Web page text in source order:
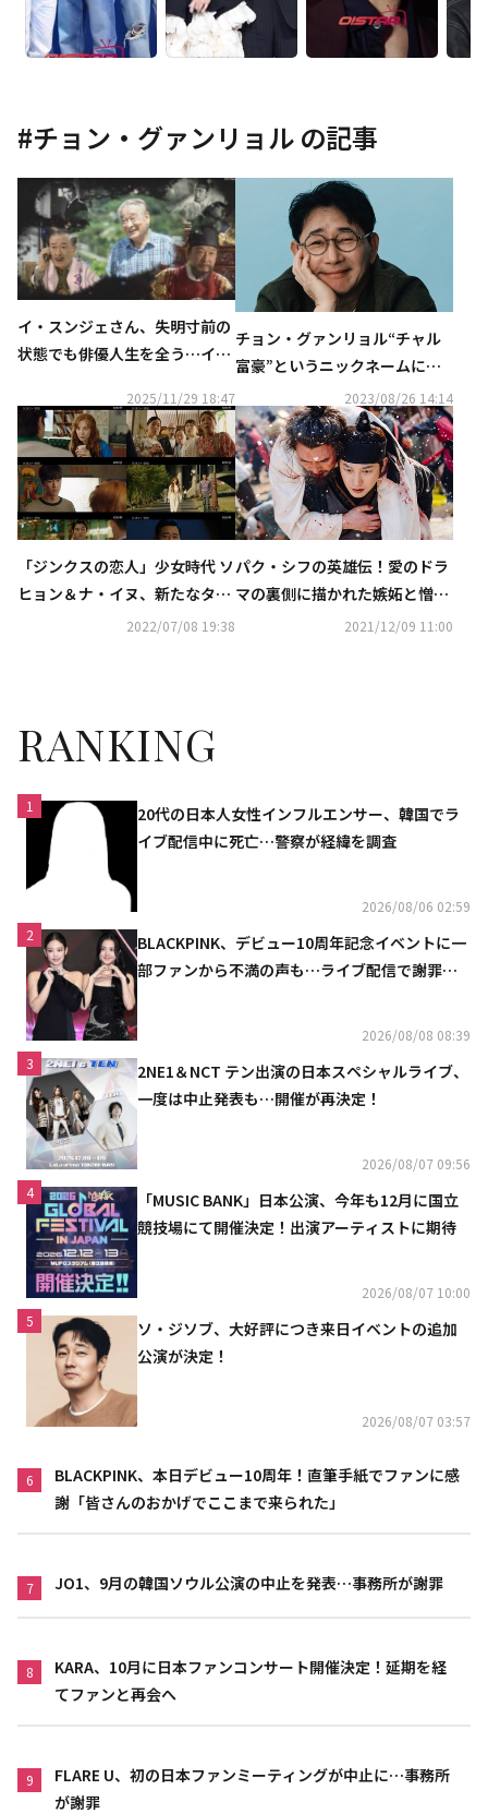
#チョン・グァンリョル の記事
イ・スンジェさん、失明寸前の
状態でも俳優人生を全う…イ・
かい共演エピソードを回想
2025/11/29 18:47
チョン・グァンリョル“チャル
富豪”というニックネームに言
及「小学生や高校生も道で気付
いて挨拶してくれる」
2023/08/26 14:14
「ジンクスの恋人」少女時代 ソ
ヒョン＆ナ・イヌ、新たなター
ニングポイントを迎える【ネタ
2022/07/08 19:38
パク・シフの英雄伝！愛のドラ
マの裏側に描かれた嫉妬と憎悪
とは？ ―「風と雲と雨」鑑賞コ
2021/12/09 11:00
RANKING
1
20代の日本人女性インフルエンサー、韓国でラ
イブ配信中に死亡…警察が経緯を調査
2026/08/06 02:59
2
BLACKPINK、デビュー10周年記念イベントに一
部ファンから不満の声も…ライブ配信で謝罪
2026/08/08 08:39
3
2NE1＆NCT テン出演の日本スペシャルライブ、
一度は中止発表も…開催が再決定！
2026/08/07 09:56
4
「MUSIC BANK」日本公演、今年も12月に国立
競技場にて開催決定！出演アーティストに期待
2026/08/07 10:00
5
ソ・ジソブ、大好評につき来日イベントの追加
公演が決定！
2026/08/07 03:57
6
BLACKPINK、本日デビュー10周年！直筆手紙でファンに感
謝「皆さんのおかげでここまで来られた」
7 JO1、9月の韓国ソウル公演の中止を発表…事務所が謝罪
8
KARA、10月に日本ファンコンサート開催決定！延期を経
てファンと再会へ
9
FLARE U、初の日本ファンミーティングが中止に…事務所
が謝罪